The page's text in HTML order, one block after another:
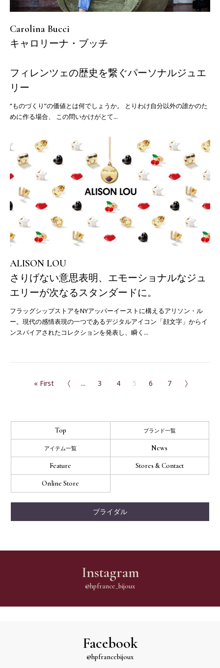
Carolina Bucci
キャロリーナ・ブッチ
フィレンツェの歴史を繋ぐパーソナルジュエ
リー
“ものづくり”の価値とは何でしょうか。 とりわけ自分以外の誰かのた
めに作る場合、 この問いかけがとて...
ALISON LOU
さりげない意思表明、エモーショナルなジュ
エリーが次なるスタンダードに。
フラッグシップストアをNYアッパーイーストに構えるアリソン・ル
ー。現代の感情表現の一つであるデジタルアイコン「顔文字」からイ
ンスパイアされたコレクションを発表し、瞬く...
« First
« ... 3 4 5 6 7
»
Top ブランド一覧
アイテム一覧 News
Feature Stores & Contact
Online Store
ブライダル
Instagram
@hpfrance_bijoux
Facebook
@hpfrancebijoux